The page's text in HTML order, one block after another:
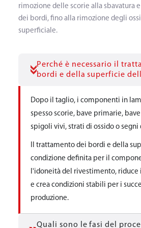
rimozione delle scorie alla sbavatura
dei bordi, fino alla rimozione degli
superficiale.
Perché è necessario il
bordi e della superficie
Dopo il taglio, i componenti in
spesso scorie, bave primarie,
spigoli vivi, strati di ossido o segni
Il trattamento dei bordi e della
condizione definita per il
l'idoneità del rivestimento, riduce
e crea condizioni stabili per i
produzione.
Quali sono le fasi del